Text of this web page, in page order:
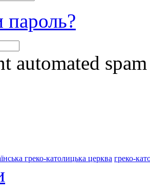
пароль?
automated
греко-католицька церква греко-